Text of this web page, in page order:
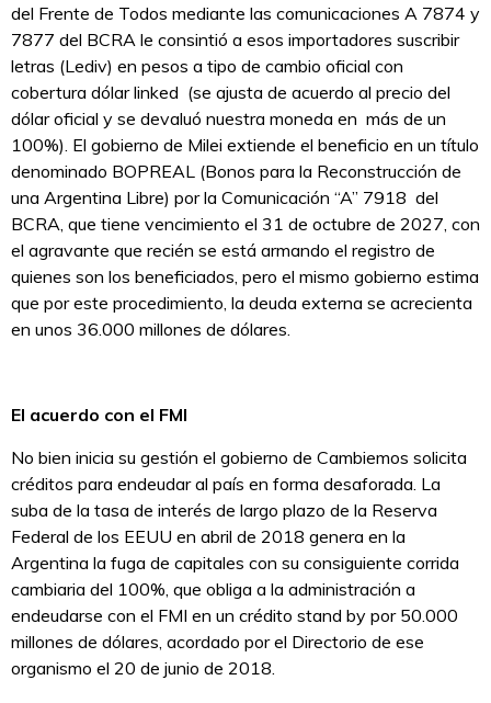
del Frente de Todos mediante las comunicaciones A 7874 y
7877 del BCRA le consintió a esos importadores suscribir
letras (Lediv) en pesos a tipo de cambio oficial con
cobertura dólar linked (se ajusta de acuerdo al precio del
dólar oficial y se devaluó nuestra moneda en más de un
100%). El gobierno de Milei extiende el beneficio en un título
denominado BOPREAL (Bonos para la Reconstrucción de
una Argentina Libre) por la Comunicación “A” 7918 del
BCRA, que tiene vencimiento el 31 de octubre de 2027, con
el agravante que recién se está armando el registro de
quienes son los beneficiados, pero el mismo gobierno estima
que por este procedimiento, la deuda externa se acrecienta
en unos 36.000 millones de dólares.
El acuerdo con el FMI
No bien inicia su gestión el gobierno de Cambiemos solicita
créditos para endeudar al país en forma desaforada. La
suba de la tasa de interés de largo plazo de la Reserva
Federal de los EEUU en abril de 2018 genera en la
Argentina la fuga de capitales con su consiguiente corrida
cambiaria del 100%, que obliga a la administración a
endeudarse con el FMI en un crédito stand by por 50.000
millones de dólares, acordado por el Directorio de ese
organismo el 20 de junio de 2018.